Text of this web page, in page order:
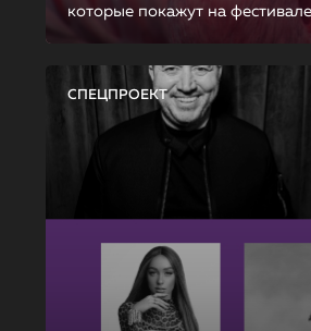
которые покажут на
СПЕЦПРОЕКТ